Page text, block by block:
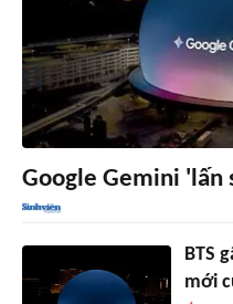
Google Gemini 'lấn
BTS
mới